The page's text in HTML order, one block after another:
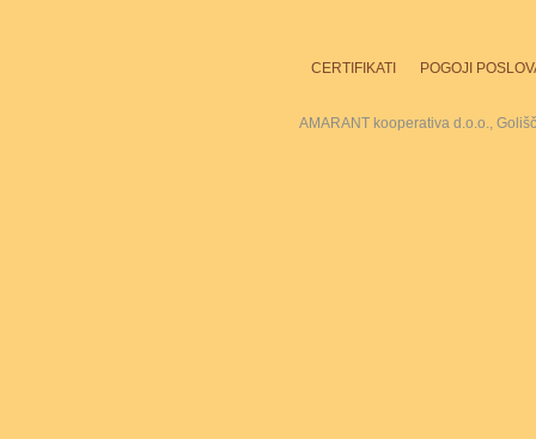
CERTIFIKATI POGOJI
AMARANT kooperativa d.o.o.,